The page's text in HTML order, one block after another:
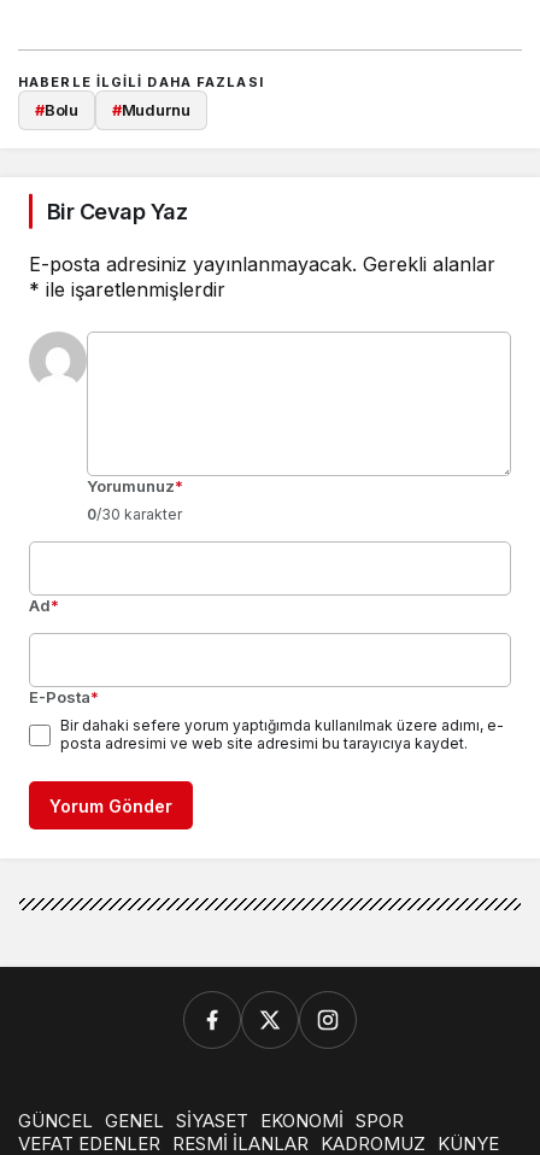
HABERLE ILGILI DAHA FAZLASI
#Bolu #Mudurnu
Bir Cevap Yaz
E-posta adresiniz yayınlanmayacak. Gerekli alanlar
* ile işaretlenmişlerdir
Yorumunuz*
0/30 karakter
Ad*
E-Posta*
Bir dahaki sefere yorum yaptığımda kullanılmak üzere adımı, e-
posta adresimi ve web site adresimi bu tarayıcıya kaydet.
Yorum Gönder
GÜNCEL GENEL SİYASET EKONOMİ SPOR
VEFAT EDENLER
RESMİ İLANLAR KADROMUZ
KÜNYE